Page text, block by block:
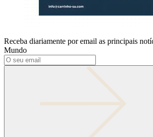
Receba diariamente por email as principais
Mundo